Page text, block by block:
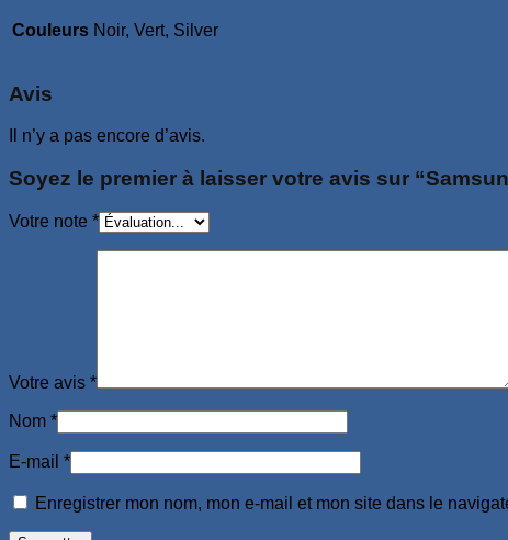
Couleurs Noir, Vert, Silver
Avis
Il n’y a pas encore d’avis.
Soyez le premier à laisser votre avis sur
Votre note *
Votre avis *
Nom *
E-mail *
Enregistrer mon nom, mon e-mail et mon site dans le